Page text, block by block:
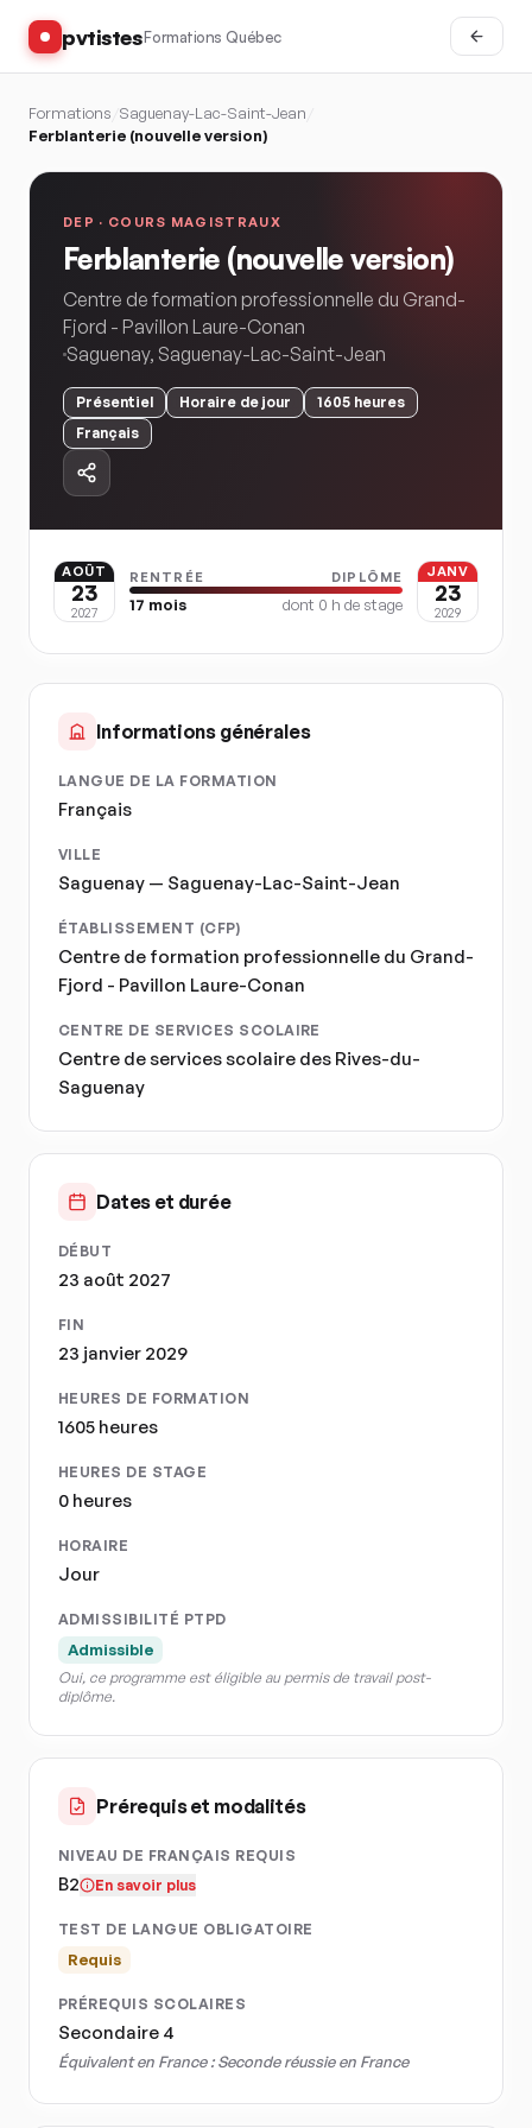
pvtistesFormations Québec
Formations Saguenay-Lac-Saint-Jean
Ferblanterie (nouvelle version)
DEP · COURS MAGISTRAUX
Ferblanterie (nouvelle version)
Centre de formation professionnelle du Grand-
Fjord - Pavillon Laure-Conan
Saguenay, Saguenay-Lac-Saint-Jean
Présentiel Horaire de jour 1605 heures
Français
AOÛT
23
2027
RENTRÉE DIPLÔME
17 mois dont 0 h de stage
JANV
23
2029
Informations générales
LANGUE DE LA FORMATION
Français
VILLE
Saguenay — Saguenay-Lac-Saint-Jean
ÉTABLISSEMENT (CFP)
Centre de formation professionnelle du Grand-
Fjord - Pavillon Laure-Conan
CENTRE DE SERVICES SCOLAIRE
Centre de services scolaire des Rives-du-
Saguenay
Dates et durée
DÉBUT
23 août 2027
FIN
23 janvier 2029
HEURES DE FORMATION
1605 heures
HEURES DE STAGE
0 heures
HORAIRE
Jour
ADMISSIBILITÉ PTPD
Admissible
Oui, ce programme est éligible au permis de travail post-
diplôme.
Prérequis et modalités
NIVEAU DE FRANÇAIS REQUIS
B2 En savoir plus
TEST DE LANGUE OBLIGATOIRE
Requis
PRÉREQUIS SCOLAIRES
Secondaire 4
Équivalent en France :Seconde réussie en France